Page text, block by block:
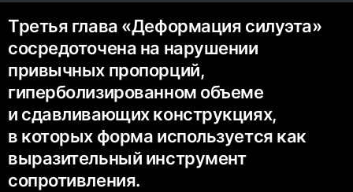
Третья глава «Деформация силуэта»
сосредоточена на нарушении
привычных пропорций,
гиперболизированном объеме
и сдавливающих конструкциях,
в которых форма используется как
выразительный инструмент
сопротивления.